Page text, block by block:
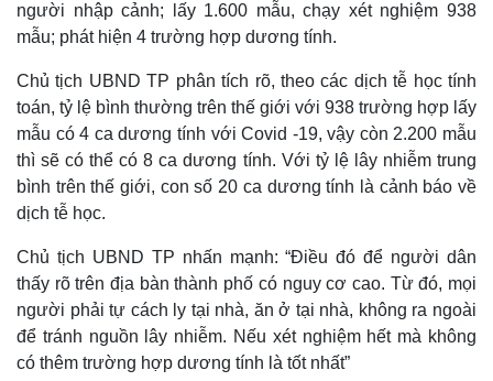
Thế giới
Cuộc sống đó đây
Hồ sơ
Ảnh
E-Magazine
Infographic
người nhập cảnh; lấy 1.600 mẫu, chạy xét nghiệm 938
mẫu; phát hiện 4 trường hợp dương tính.
Chủ tịch UBND TP phân tích rõ, theo các dịch tễ học tính
toán, tỷ lệ bình thường trên thế giới với 938 trường hợp lấy
mẫu có 4 ca dương tính với Covid -19, vậy còn 2.200 mẫu
thì sẽ có thể có 8 ca dương tính. Với tỷ lệ lây nhiễm trung
bình trên thế giới, con số 20 ca dương tính là cảnh báo về
dịch tễ học.
Chủ tịch UBND TP nhấn mạnh: “Điều đó để người dân
thấy rõ trên địa bàn thành phố có nguy cơ cao. Từ đó, mọi
người phải tự cách ly tại nhà, ăn ở tại nhà, không ra ngoài
để tránh nguồn lây nhiễm. Nếu xét nghiệm hết mà không
có thêm trường hợp dương tính là tốt nhất”